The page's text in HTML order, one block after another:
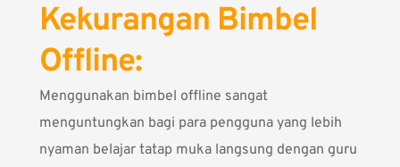
Kekurangan Bimbel
Offline:
Menggunakan bimbel offline sangat
menguntungkan bagi para pengguna yang lebih
nyaman belajar tatap muka langsung dengan guru